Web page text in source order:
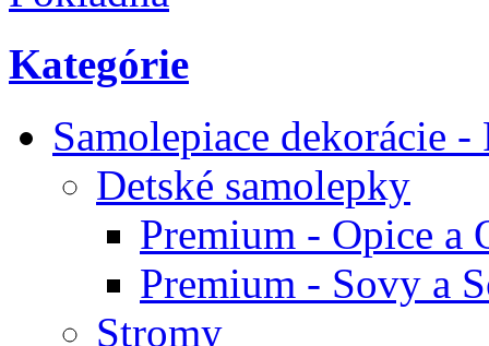
Kategórie
Samolepiace dekorácie
Detské samolepky
Premium - Opice a
Premium - Sovy a
Stromy